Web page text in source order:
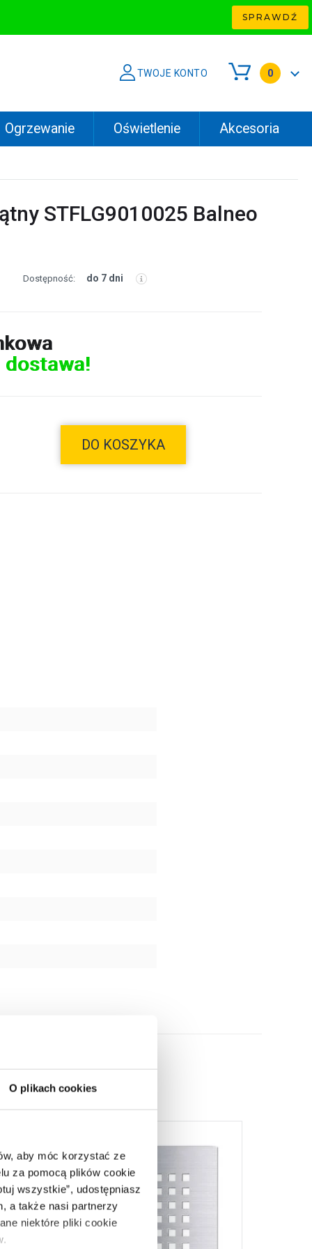
O plikach cookies
aby móc korzystać ze
za pomocą plików cookie
wszystkie”, udostępniasz
a także nasi partnerzy
niektóre pliki cookie
SPRAWDŹ
TWOJE KONTO 0
Ogrzewanie Oświetlenie Akcesoria
STFLG9010025 Balneo
Dostępność: do 7 dni
dostawa!
DO KOSZYKA